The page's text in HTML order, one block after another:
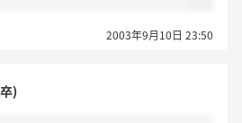
2003年9月10日 23:50
)